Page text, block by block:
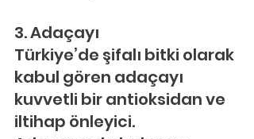
3. Adaçayı
Türkiye’de şifalı bitki olarak
kabul gören adaçayı
kuvvetli bir antioksidan ve
iltihap önleyici.